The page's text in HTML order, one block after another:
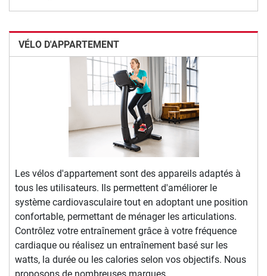
VÉLO D'APPARTEMENT
Les vélos d'appartement sont des appareils adaptés à
tous les utilisateurs. Ils permettent d'améliorer le
système cardiovasculaire tout en adoptant une position
confortable, permettant de ménager les articulations.
Contrôlez votre entraînement grâce à votre fréquence
cardiaque ou réalisez un entraînement basé sur les
watts, la durée ou les calories selon vos objectifs. Nous